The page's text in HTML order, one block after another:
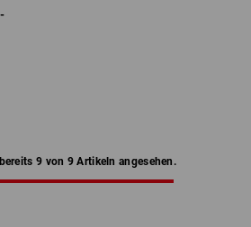
9 von 9 Artikeln angesehen.